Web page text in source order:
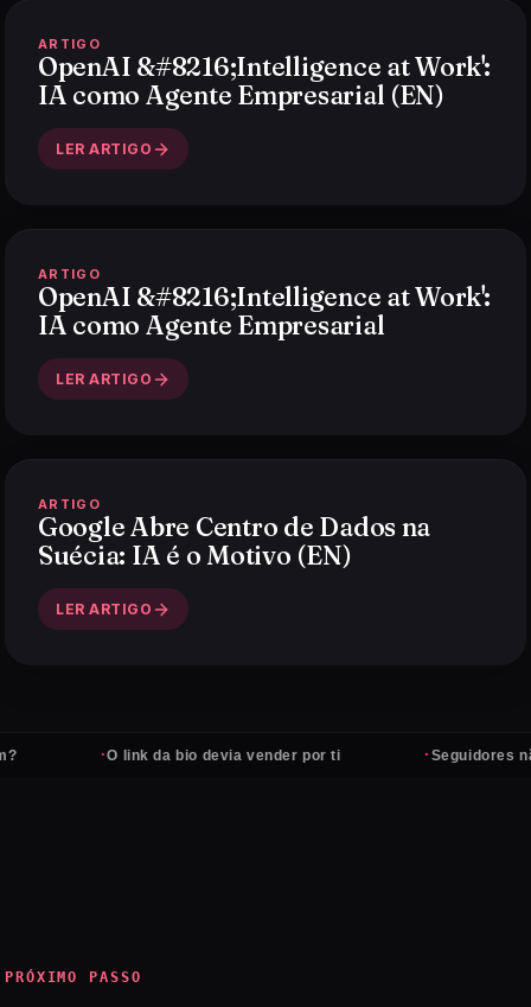
ARTIGO
OpenAI &#8216;Intelligence at Work':
IA como Agente Empresarial (EN)
LER ARTIGO
ARTIGO
OpenAI &#8216;Intelligence at Work':
IA como Agente Empresarial
LER ARTIGO
ARTIGO
Google Abre Centro de Dados na
Suécia: IA é o Motivo (EN)
LER ARTIGO
O link da bio devia vender por ti Seguidores não
PRÓXIMO PASSO